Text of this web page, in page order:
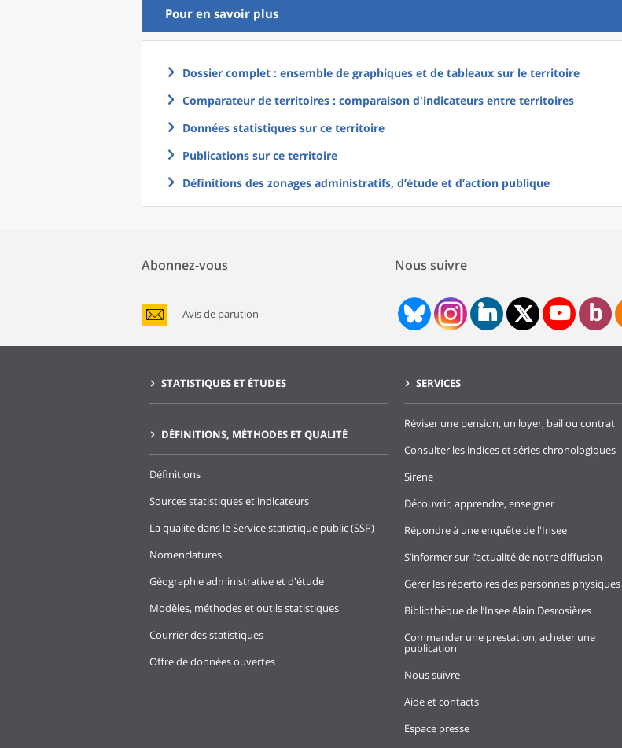
Pour en savoir plus
Dossier complet : ensemble de graphiques et de tableaux sur le territoire
Comparateur de territoires : comparaison d'indicateurs entre territoires
Données statistiques sur ce territoire
Publications sur ce territoire
Définitions des zonages administratifs, d’étude et d’action publique
Abonnez-vous
Avis de parution
Nous suivre
STATISTIQUES ET ÉTUDES
DÉFINITIONS, MÉTHODES ET QUALITÉ
Définitions
Sources statistiques et indicateurs
La qualité dans le Service statistique public (SSP)
Nomenclatures
Géographie administrative et d'étude
Modèles, méthodes et outils statistiques
Courrier des statistiques
Offre de données ouvertes
SERVICES
Réviser une pension, un loyer, bail ou contrat
Consulter les indices et séries chronologiques
Sirene
Découvrir, apprendre, enseigner
Répondre à une enquête de l'Insee
S’informer sur l’actualité de notre diffusion
Gérer les répertoires des personnes physiques
Bibliothèque de l’Insee Alain Desrosières
Commander une prestation, acheter une
publication
Nous suivre
Aide et contacts
Espace presse